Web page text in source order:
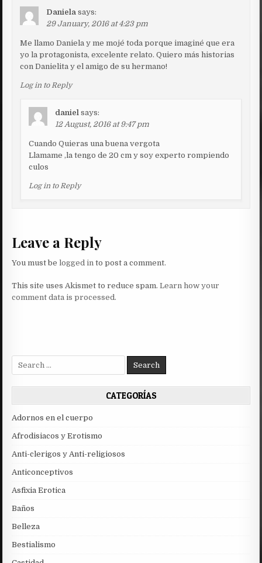
Daniela says:
29 January, 2016 at 4:23 pm
Me llamo Daniela y me mojé toda porque imaginé que era
yo la protagonista, excelente relato. Quiero más historias
con Danielita y el amigo de su hermano!
Log in to Reply
daniel says:
12 August, 2016 at 9:47 pm
Cuando Quieras una buena vergota
Llamame ,la tengo de 20 cm y soy experto rompiendo
culos
Log in to Reply
Leave a Reply
You must belogged in to post a comment.
This site uses Akismet to reduce spam.Learn how your
comment data is processed.
Search
for:
CATEGORÍAS
Adornos en el cuerpo
Afrodisiacos y Erotismo
Anti-clerigos y Anti-religiosos
Anticonceptivos
Asfixia Erotica
Baños
Belleza
Bestialismo